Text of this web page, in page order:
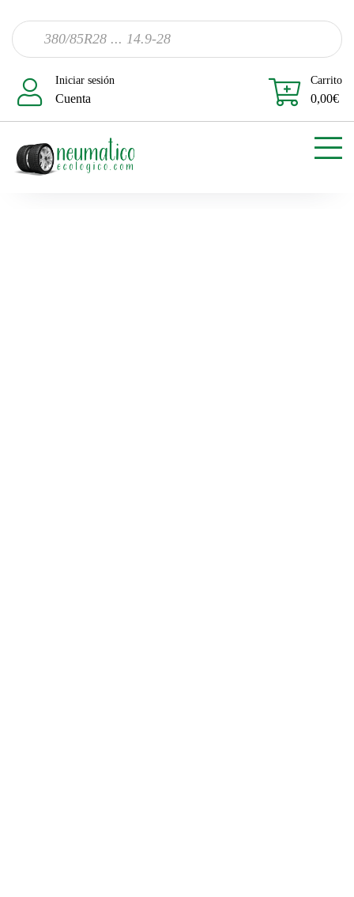
Iniciar sesión
Cuenta
Carrito
0,00€